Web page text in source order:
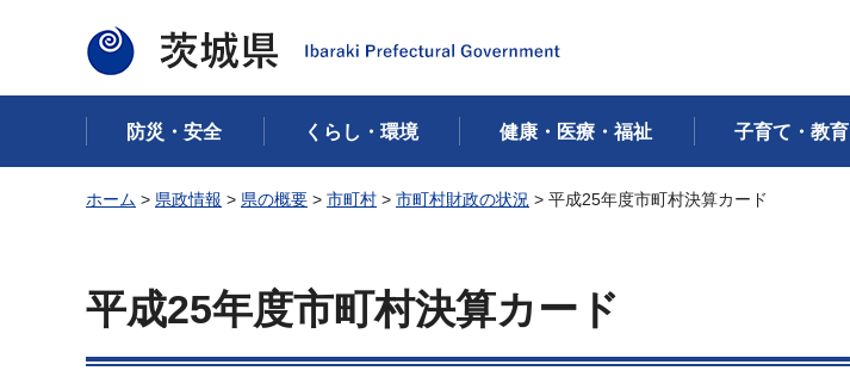
茨城県
防災・安全 くらし・環境 健康・医療・福祉 子育て・教育
ホーム > 県政情報 > 県の概要 > 市町村 > 市町村財政の状況 > 平成25年度市町村決算カード
平成25年度市町村決算カード